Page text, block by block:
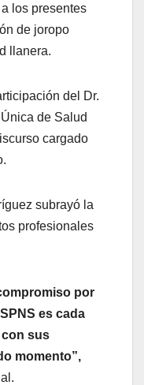
los presentes
de joropo
llanera.
del Dr.
de Salud
cargado
subrayó la
profesionales
por
es cada
sus
momento”,